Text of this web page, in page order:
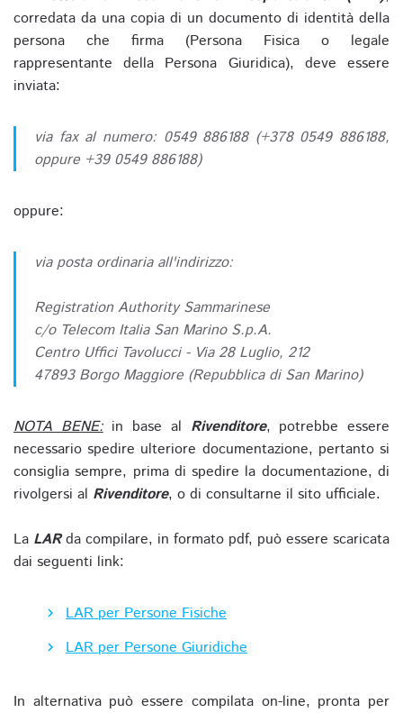
corredata da una copia di un documento di identità della
persona che firma (Persona Fisica o legale
rappresentante della Persona Giuridica), deve essere
inviata:
via fax al numero: 0549 886188 (+378 0549 886188,
oppure +39 0549 886188)
oppure:
via posta ordinaria all'indirizzo:
Registration Authority Sammarinese
c/o Telecom Italia San Marino S.p.A.
Centro Uffici Tavolucci - Via 28 Luglio, 212
47893 Borgo Maggiore (Repubblica di San Marino)
NOTA BENE:in base al Rivenditore, potrebbe essere
necessario spedire ulteriore documentazione, pertanto si
consiglia sempre, prima di spedire la documentazione, di
rivolgersi al Rivenditore, o di consultarne il sito ufficiale.
La LARda compilare, in formato pdf, può essere scaricata
dai seguenti link:
LAR per Persone Fisiche
LAR per Persone Giuridiche
In alternativa può essere compilata on-line, pronta per